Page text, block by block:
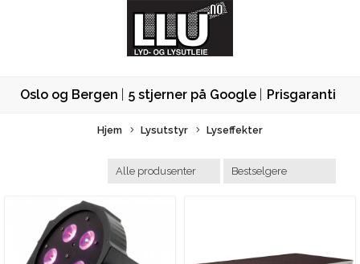
Oslo og Bergen 5 stjerner på Google Prisgaranti
Hjem Lysutstyr Lyseffekter